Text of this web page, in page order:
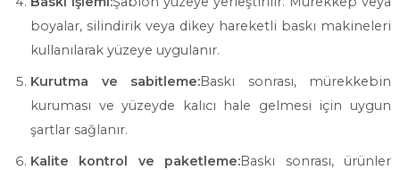
boyalar, silindirik veya dikey hareketli baskı makineleri
kullanılarak yüzeye uygulanır.
Kurutma ve sabitleme:Baskı sonrası, mürekkebin
kuruması ve yüzeyde kalıcı hale gelmesi için uygun
şartlar sağlanır.
Kalite kontrol ve paketleme:Baskı sonrası, ürünler